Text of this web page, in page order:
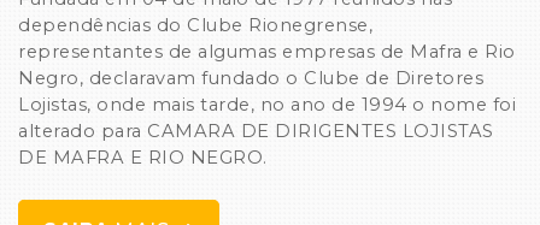
dependências do Clube Rionegrense,
representantes de algumas empresas de Mafra e Rio
Negro, declaravam fundado o Clube de Diretores
Lojistas, onde mais tarde, no ano de 1994 o nome foi
alterado para CAMARA DE DIRIGENTES LOJISTAS
DE MAFRA E RIO NEGRO.